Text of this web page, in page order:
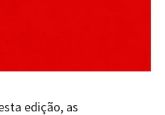
edição, as